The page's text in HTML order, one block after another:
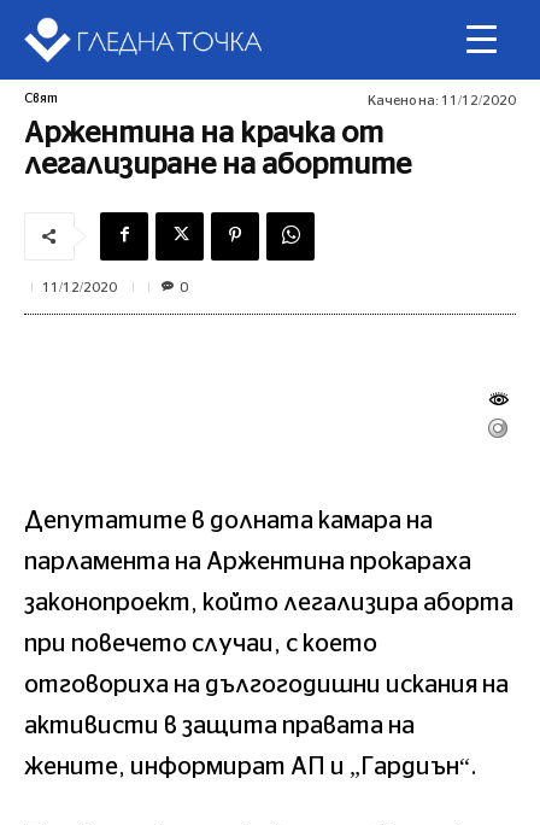
Свят Качено на: 11/12/2020
Аржентина на крачка от
легализиране на абортите
11/12/2020 0
Депутатите в долната камара на
парламента на Аржентина прокараха
законопроект, който легализира аборта
при повечето случаи, с което
отговориха на дългогодишни искания на
активисти в защита правата на
жените, информират АП и „Гардиън“.